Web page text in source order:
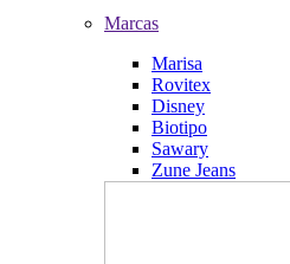
Marcas
Marisa
Rovitex
Disney
Biotipo
Sawary
Zune Jeans